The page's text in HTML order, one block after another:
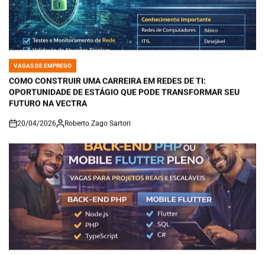
POSTED
VAGAS DE EMPREGO
COMO CONSTRUIR UMA CARREIRA EM REDES DE TI:
OPORTUNIDADE DE ESTÁGIO QUE PODE TRANSFORMAR SEU
FUTURO NA VECTRA
on
20/04/2026 Roberto Zago Sartori